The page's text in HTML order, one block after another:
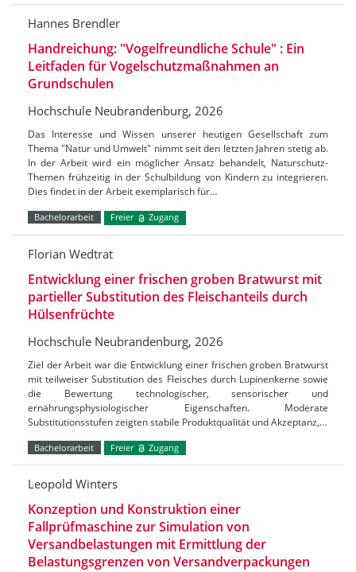
Hannes Brendler
Handreichung: "Vogelfreundliche Schule" : Ein
Leitfaden für Vogelschutzmaßnahmen an
Grundschulen
Hochschule Neubrandenburg, 2026
Das Interesse und Wissen unserer heutigen Gesellschaft zum
Thema "Natur und Umwelt" nimmt seit den letzten Jahren stetig ab.
In der Arbeit wird ein möglicher Ansatz behandelt, Naturschutz-
Themen frühzeitig in der Schulbildung von Kindern zu integrieren.
Dies findet in der Arbeit exemplarisch für…
Bachelorarbeit Freier Zugang
Florian Wedtrat
Entwicklung einer frischen groben Bratwurst mit
partieller Substitution des Fleischanteils durch
Hülsenfrüchte
Hochschule Neubrandenburg, 2026
Ziel der Arbeit war die Entwicklung einer frischen groben Bratwurst
mit teilweiser Substitution des Fleisches durch Lupinenkerne sowie
die Bewertung technologischer, sensorischer und
ernährungsphysiologischer Eigenschaften. Moderate
Substitutionsstufen zeigten stabile Produktqualität und Akzeptanz,…
Bachelorarbeit Freier Zugang
Leopold Winters
Konzeption und Konstruktion einer
Fallprüfmaschine zur Simulation von
Versandbelastungen mit Ermittlung der
Belastungsgrenzen von Versandverpackungen